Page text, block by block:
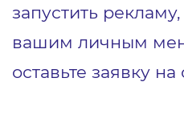
запустить
вашим личным
оставьте заявку на